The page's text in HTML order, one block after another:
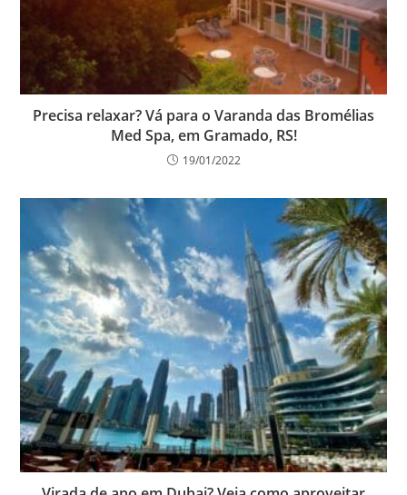
Precisa relaxar? Vá para o Varanda das Bromélias
Med Spa, em Gramado, RS!
19/01/2022